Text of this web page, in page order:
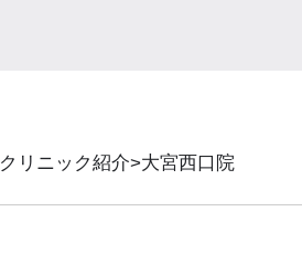
クリニック紹介 大宮西口院